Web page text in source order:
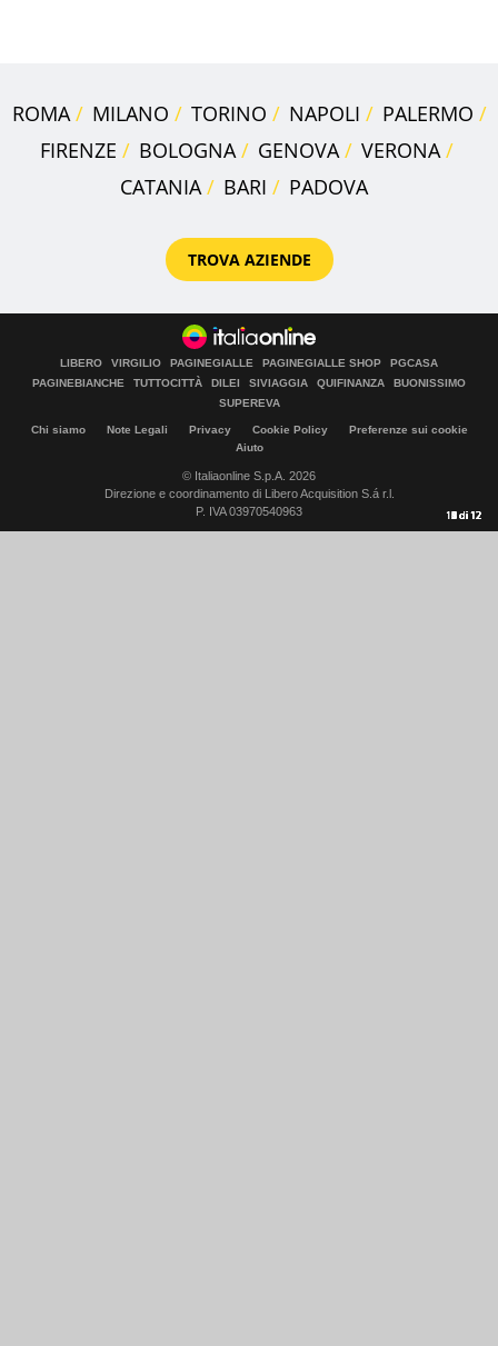
1di12
2di12
3di12
4di12
5di12
6di12
7di12
8di12
9di12
10di12
11di12
12di12
ROMA MILANO TORINO NAPOLI
PALERMO
FIRENZE
BOLOGNA GENOVA
VERONA
CATANIA
BARI PADOVA
TROVA AZIENDE
LIBERO VIRGILIO PAGINEGIALLE PAGINEGIALLE SHOP
PGCASA
PAGINEBIANCHE
TUTTOCITTÀ DILEI SIVIAGGIA QUIFINANZA
BUONISSIMO
SUPEREVA
Chi siamo Note Legali Privacy Cookie Policy
Preferenze sui cookie
Aiuto
© Italiaonline S.p.A. 2026
Direzione e coordinamento di Libero Acquisition S.á r.l.
P. IVA 03970540963